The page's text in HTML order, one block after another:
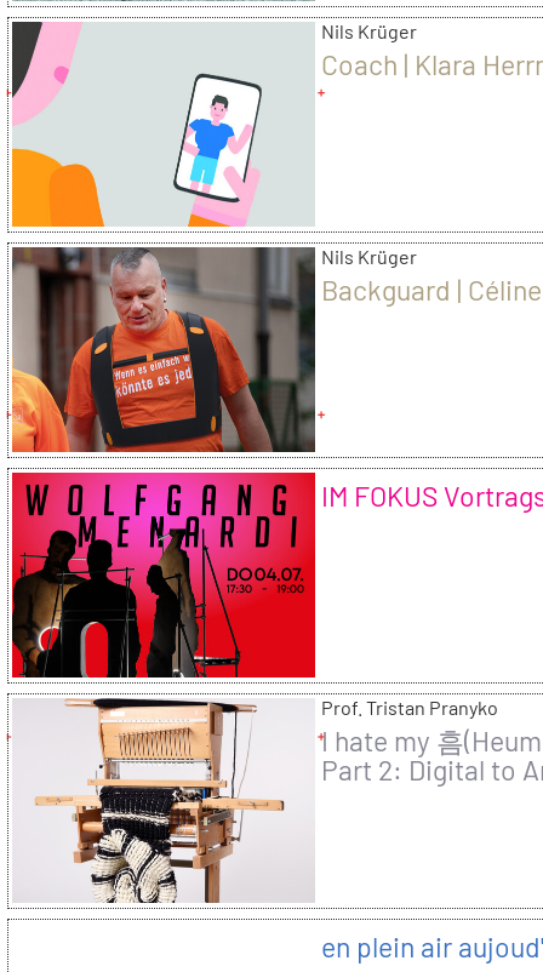
Nils Krüger
Coach | Klara
Nils Krüger
Backguard |
IM FOKUS
Prof. Tristan Pranyko
I hate my 흠
Part 2: Digital to
en plein air